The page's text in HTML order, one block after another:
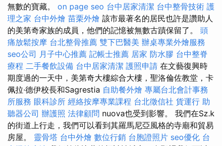
無數的寶藏。 on page seo 台中居家清潔 台中整骨技術 護
理之家 台中外燴 苗栗外燴 該市最著名的居民也許是讚助人
的美第奇家族的成員，他們的記憶被無數古蹟保留了。 頭
痛放鬆按摩 台北整骨推薦 雙下巴醫美 辦桌專業外燴服務
seo公司 月子中心推薦 記帳士推薦 居家 防水膠 台中整脊
療程 二手餐飲設備 台中居家清潔 護照申請 在文藝復興時
期度過的一天中，美第奇大樓綜合大樓，聖洛倫佐教堂，卡
佩拉·德伊校長和Sagrestia 自助餐外燴 專屬台北會計事務
所服務 眼科診所 經絡按摩專業課程 台北徵信社 貨運行 助
聽器公司 辦護照 法律顧問 nuova也受到影響。 我們在Sz.k
的街道上行走，我們可以看到其羅馬尼亞風格的寺廟和貿易
房屋。 靈骨塔 台中外燴 數位行銷 台胞證照片 seo優化 台